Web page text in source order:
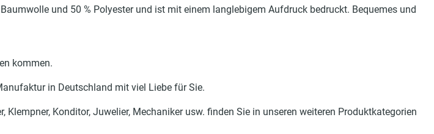
und 50 % Polyester und ist mit einem langlebigem Aufdruck bedruckt. Bequemes und
kommen.
in Deutschland mit viel Liebe für Sie.
Klempner, Konditor, Juwelier, Mechaniker usw. finden Sie in unseren weiteren Produktkategorien